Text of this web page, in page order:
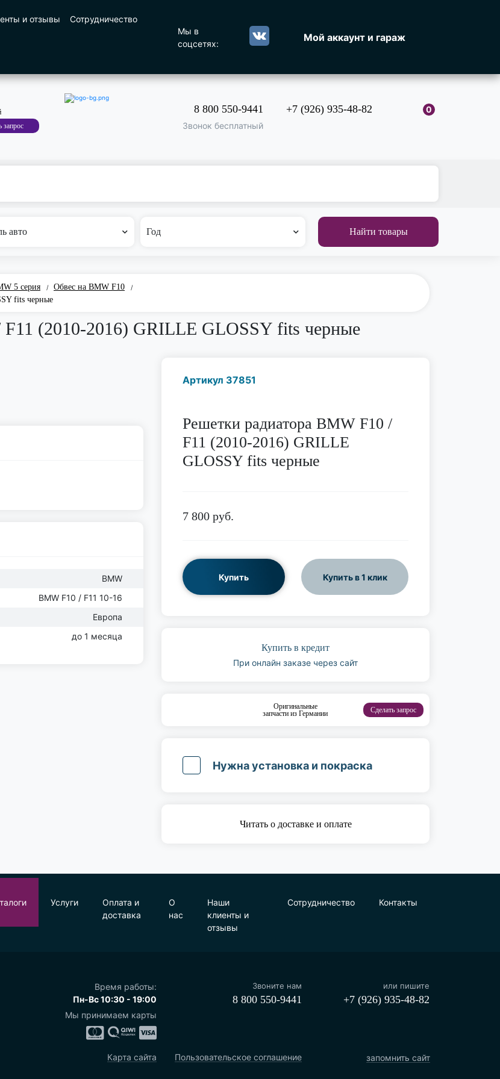
и отзывы Сотрудничество
Мы в
соцсетях:
Мой аккаунт и гараж
запрос
8 800 550-9441
Звонок бесплатный
+7 (926) 935-48-82 0
авто Год Найти товары
5 серия / Обвес на BMW F10 /
fits черные
(2010-2016) GRILLE GLOSSY fits черные
BMW
BMW F10 / F11 10-16
Европа
до 1 месяца
Артикул 37851
Решетки радиатора BMW F10 /
F11 (2010-2016) GRILLE
GLOSSY fits черные
7 800 руб.
Купить Купить в 1 клик
Купить в кредит
При онлайн заказе через сайт
Оригинальные
запчасти из Германии
Сделать запрос
Нужна установка и покраска
Читать о доставке и оплате
Услуги
Оплата и
доставка
О
нас
Наши
клиенты и
отзывы
Сотрудничество Контакты
Время работы:
Пн-Вс 10:30 - 19:00
Мы принимаем карты
Карта сайта
Звоните нам
8 800 550-9441
Пользовательское соглашение
или пишите
+7 (926) 935-48-82
запомнить сайт